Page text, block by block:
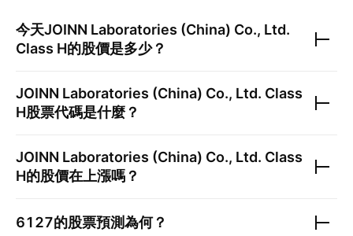
今天JOINN Laboratories (China) Co., Ltd.
Class H的股價是多少？
JOINN Laboratories (China) Co., Ltd. Class
H股票代碼是什麼？
JOINN Laboratories (China) Co., Ltd. Class
H的股價在上漲嗎？
6127的股票預測為何？